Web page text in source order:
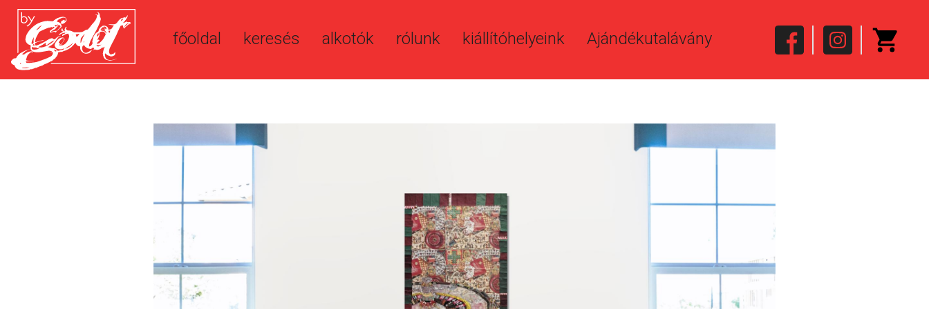
főoldal keresés alkotók rólunk kiállítóhelyeink Ajándékutalávány